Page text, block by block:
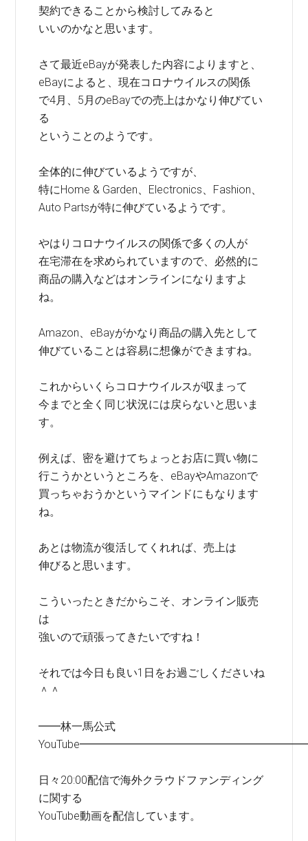
契約できることから検討してみると
いいのかなと思います。
さて最近eBayが発表した内容によりますと、
eBayによると、現在コロナウイルスの関係
で4月、5月のeBayでの売上はかなり伸びてい
る
ということのようです。
全体的に伸びているようですが、
特にHome & Garden、Electronics、Fashion、
Auto Partsが特に伸びているようです。
やはりコロナウイルスの関係で多くの人が
在宅滞在を求められていますので、必然的に
商品の購入などはオンラインになりますよ
ね。
Amazon、eBayがかなり商品の購入先として
伸びていることは容易に想像ができますね。
これからいくらコロナウイルスが収まって
今までと全く同じ状況には戻らないと思いま
す。
例えば、密を避けてちょっとお店に買い物に
行こうかというところを、eBayやAmazonで
買っちゃおうかというマインドにもなります
ね。
あとは物流が復活してくれれば、売上は
伸びると思います。
こういったときだからこそ、オンライン販売
は
強いので頑張ってきたいですね！
それでは今日も良い1日をお過ごしくださいね
＾＾
━━林一馬公式
日々20:00配信で海外クラウドファンディング
に関する
YouTube動画を配信しています。